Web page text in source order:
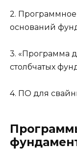
2. Программное
оснований
3. «Программа
столбчатых
4. ПО для